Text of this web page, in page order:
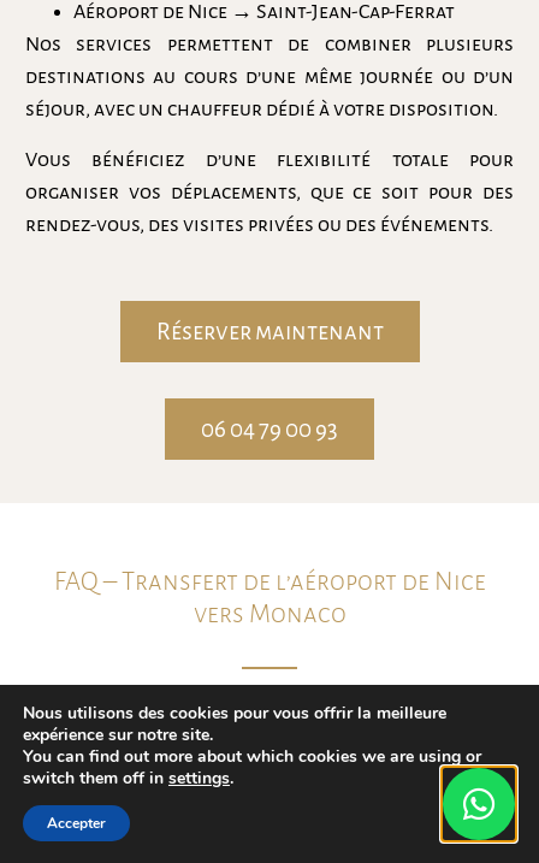
Aéroport de Nice → Saint-Jean-Cap-Ferrat
Nos services permettent de combiner plusieurs
destinations au cours d’une même journée ou d’un
séjour, avec un chauffeur dédié à votre disposition.
Vous bénéficiez d’une flexibilité totale pour
organiser vos déplacements, que ce soit pour des
rendez-vous, des visites privées ou des événements.
Réserver maintenant
06 04 79 00 93
FAQ – Transfert de l’aéroport de Nice
vers Monaco
Combien de temps dure le transfert
Nice → Monaco ?
Nous utilisons des cookies pour vous offrir la meilleure
expérience sur notre site.
You can find out more about which cookies we are using or
switch them off in settings.
Accepter